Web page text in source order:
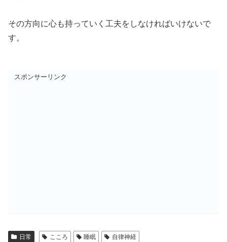
その方向に心も持っていく工夫をしなければいけないで
す。
スポンサーリンク
日常 こころ 睡眠 自律神経